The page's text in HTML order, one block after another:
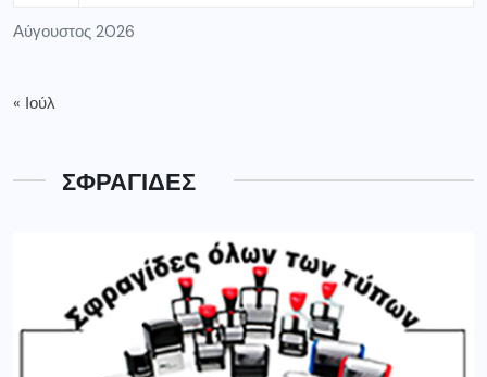
Αύγουστος 2026
« Ιούλ
ΣΦΡΑΓΙΔΕΣ